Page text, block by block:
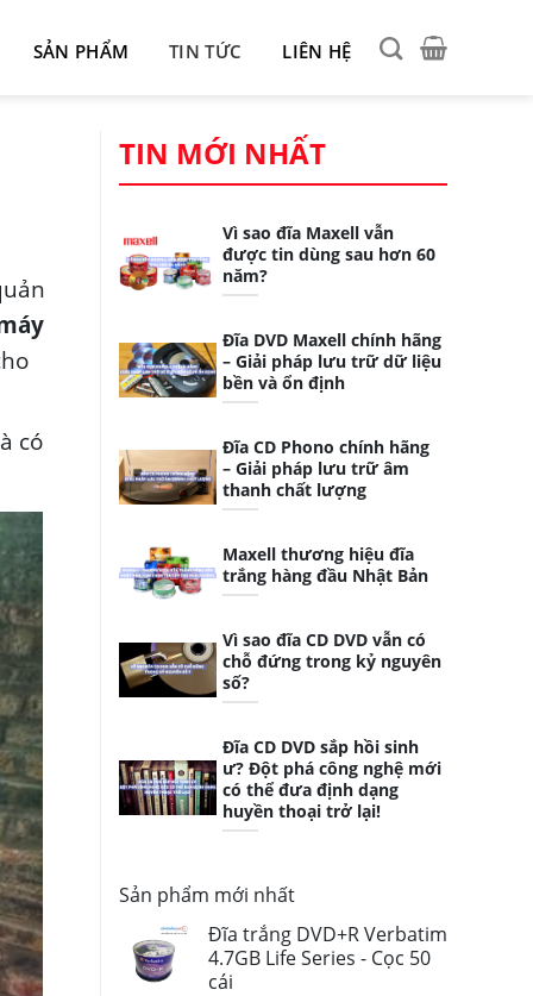
SẢN PHẨM TIN TỨC LIÊN HỆ
có
TIN MỚI NHẤT
Vì sao đĩa Maxell vẫn
được tin dùng sau hơn 60
năm?
Đĩa DVD Maxell chính hãng
– Giải pháp lưu trữ dữ liệu
bền và ổn định
Đĩa CD Phono chính hãng
– Giải pháp lưu trữ âm
thanh chất lượng
Maxell thương hiệu đĩa
trắng hàng đầu Nhật Bản
Vì sao đĩa CD DVD vẫn có
chỗ đứng trong kỷ nguyên
số?
Đĩa CD DVD sắp hồi sinh
ư? Đột phá công nghệ mới
có thể đưa định dạng
huyền thoại trở lại!
Sản phẩm mới nhất
Đĩa trắng DVD+R Verbatim
4.7GB Life Series - Cọc 50
cái